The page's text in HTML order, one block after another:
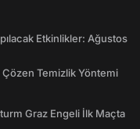
Etkinlikler: Ağustos
Çözen Temizlik Yöntemi
Graz Engeli İlk Maçta